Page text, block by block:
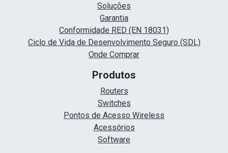
Soluções
Garantia
Conformidade RED (EN 18031)
Ciclo de Vida de Desenvolvimento Seguro (SDL)
Onde Comprar
Produtos
Routers
Switches
Pontos de Acesso Wireless
Acessórios
Software